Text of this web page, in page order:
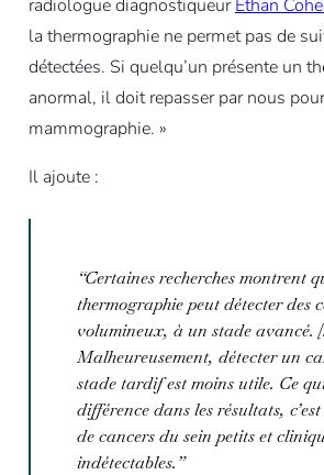
radiologue diagnostiqueurEthan
la thermographie ne permet pas de
détectées. Si quelqu’un présente un
anormal, il doit repasser par nous
mammographie. »
Il ajoute :
“Certaines recherches montrent
thermographie peut détecter des
volumineux, à un stade avancé.
Malheureusement, détecter un
stade tardif est moins utile. Ce
différence dans les résultats,
de cancers du sein petits et
indétectables.”